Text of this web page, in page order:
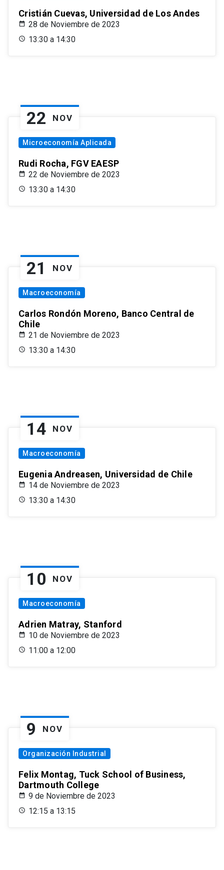
Cristián Cuevas, Universidad de Los Andes
28 de Noviembre de 2023
13:30 a 14:30
22 NOV
Microeconomía Aplicada
Rudi Rocha, FGV EAESP
22 de Noviembre de 2023
13:30 a 14:30
21 NOV
Macroeconomía
Carlos Rondón Moreno, Banco Central de
Chile
21 de Noviembre de 2023
13:30 a 14:30
14 NOV
Macroeconomía
Eugenia Andreasen, Universidad de Chile
14 de Noviembre de 2023
13:30 a 14:30
10 NOV
Macroeconomía
Adrien Matray, Stanford
10 de Noviembre de 2023
11:00 a 12:00
9 NOV
Organización Industrial
Felix Montag, Tuck School of Business,
Dartmouth College
9 de Noviembre de 2023
12:15 a 13:15